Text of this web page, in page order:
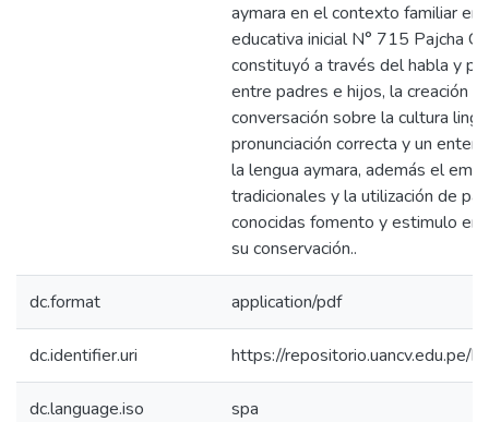
aymara en el contexto familiar en
educativa inicial N° 715 Pajcha
constituyó a través del habla y
entre padres e hijos, la creación
conversación sobre la cultura
pronunciación correcta y un
la lengua aymara, además el
tradicionales y la utilización de
conocidas fomento y estimulo en
su conservación..
dc.format application/pdf
dc.identifier.uri https://repositorio.uancv.edu.pe/
dc.language.iso spa